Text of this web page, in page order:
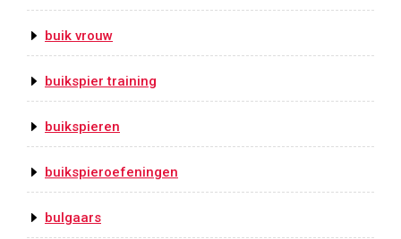
buik vrouw
buikspier training
buikspieren
buikspieroefeningen
bulgaars